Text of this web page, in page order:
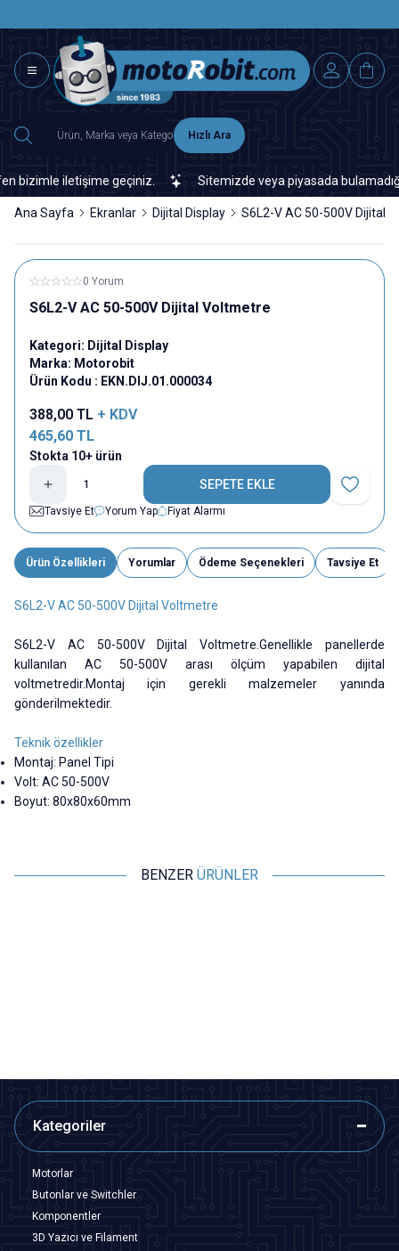
Hızlı Ara
iletişime geçiniz. Sitemizde veya piyasada
Ana Sayfa Ekranlar Dijital Display S6L2-V AC 50-500V Dijital
0 Yorum
S6L2-V AC 50-500V Dijital Voltmetre
Kategori: Dijital Display
Marka: Motorobit
Ürün Kodu : EKN.DIJ.01.000034
388,00 TL + KDV
465,60 TL
Stokta 10+ ürün
SEPETE EKLE
Favoriye
Tavsiye Et
Yorum Yap Fiyat Alarmı
Ürün Özellikleri Yorumlar Ödeme Seçenekleri Tavsiye Et
S6L2-V AC 50-500V Dijital Voltmetre
S6L2-V AC 50-500V Dijital Voltmetre.Genellikle panellerde
kullanılan AC 50-500V arası ölçüm yapabilen dijital
voltmetredir.Montaj için gerekli malzemeler yanında
gönderilmektedir.
Teknik özellikler
Montaj: Panel Tipi
Volt: AC 50-500V
Boyut: 80x80x60mm
BENZER ÜRÜNLER
Kategoriler
Motorlar
Butonlar ve Switchler
Komponentler
3D Yazıcı ve Filament